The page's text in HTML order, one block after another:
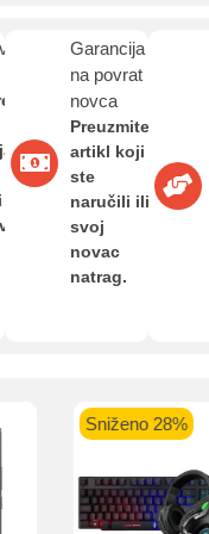
Garancija
na povrat
novca
Preuzmite
artikl koji
ste
naručili ili
svoj
novac
natrag.
Sniženo 28%
ispod.